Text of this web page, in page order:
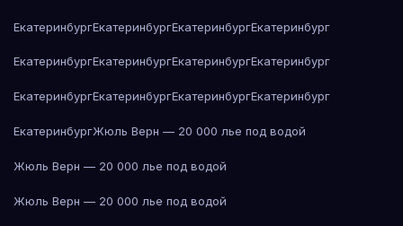
ЕкатеринбургЕкатеринбургЕкатеринбургЕкатеринбург
ЕкатеринбургЕкатеринбургЕкатеринбургЕкатеринбург
ЕкатеринбургЕкатеринбургЕкатеринбургЕкатеринбург
ЕкатеринбургЖюль Верн — 20 000 лье под водой
Жюль Верн — 20 000 лье под водой
Жюль Верн — 20 000 лье под водой